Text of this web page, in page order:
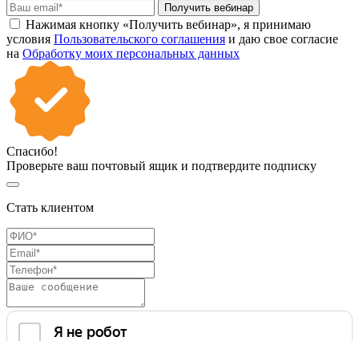
Получить вебинар
Нажимая кнопку «Получить вебинар», я принимаю
условия Пользовательского соглашения и даю свое согласие
на Обработку моих персональных данных
Спасибо!
Проверьте ваш почтовый ящик и подтвердите подписку
Стать клиентом